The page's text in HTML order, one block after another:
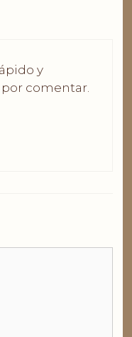
y
comentar.